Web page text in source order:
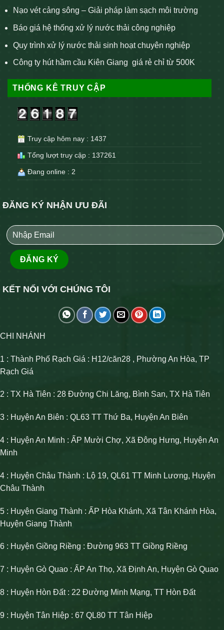
Nạo vét cảng sông – Giải pháp làm sạch môi trường
Báo giá hệ thống xử lý nước thải công nghiệp
Quy trình xử lý nước thải sinh hoạt chuyên nghiệp
Công ty hút hầm cầu Kiên Giang giá rẻ chỉ từ 500K
THỐNG KÊ TRUY CẬP
Truy cập hôm nay : 1437
Tổng lượt truy cập : 137261
Đang online : 2
ĐĂNG KÝ NHẬN ƯU ĐÃI
KẾT NỐI VỚI CHÚNG TÔI
CHI NHÁNH
1 : Thành Phố Rạch Giá : H12/căn28 , Phường An Hòa, TP
Rạch Giá
2 : TX Hà Tiên : 28 Đường Chi Lăng, Bình San, TX Hà Tiên
3 : Huyện An Biên : QL63 TT Thứ Ba, Huyện An Biên
4 : Huyện An Minh : ẤP Mười Chợ, Xã Đông Hưng, Huyện An
Minh
4 : Huyện Châu Thành : Lộ 19, QL61 TT Minh Lương, Huyện
Châu Thành
5 : Huyện Giang Thành : ẤP Hòa Khánh, Xã Tân Khánh Hòa,
Huyện Giang Thành
6 : Huyện Giồng Riềng : Đường 963 TT Giồng Riềng
7 : Huyện Gò Quao : ẤP An Thọ, Xã Định An, Huyện Gò Quao
8 : Huyện Hòn Đất : 22 Đường Minh Mạng, TT Hòn Đất
9 : Huyện Tân Hiệp : 67 QL80 TT Tân Hiệp